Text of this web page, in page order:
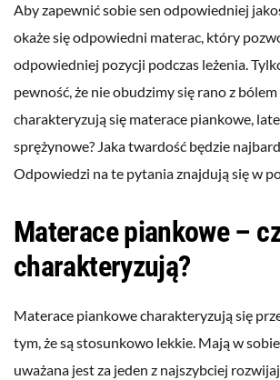
Aby zapewnić sobie sen odpowiedniej
okaże się odpowiedni materac, który
odpowiedniej pozycji podczas leżenia.
pewność, że nie obudzimy się rano z
charakteryzują się materace piankowe,
sprężynowe? Jaka twardość będzie
Odpowiedzi na te pytania znajdują się w
Materace piankowe –
charakteryzują?
Materace piankowe charakteryzują się
tym, że są stosunkowo lekkie. Mają w
uważana jest za jeden z najszybciej